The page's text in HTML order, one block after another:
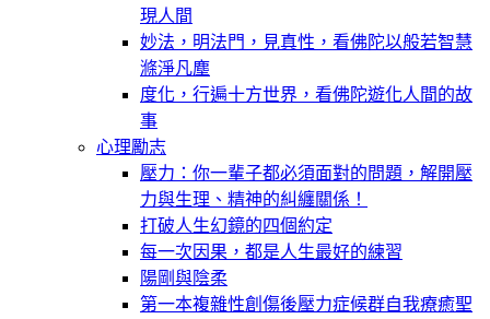
現人間
妙法，明法門，見真性，看佛陀以般若智慧
滌淨凡塵
度化，行遍十方世界，看佛陀遊化人間的故
事
心理勵志
壓力：你一輩子都必須面對的問題，解開壓
力與生理、精神的糾纏關係！
打破人生幻鏡的四個約定
每一次因果，都是人生最好的練習
陽剛與陰柔
第一本複雜性創傷後壓力症候群自我療癒聖